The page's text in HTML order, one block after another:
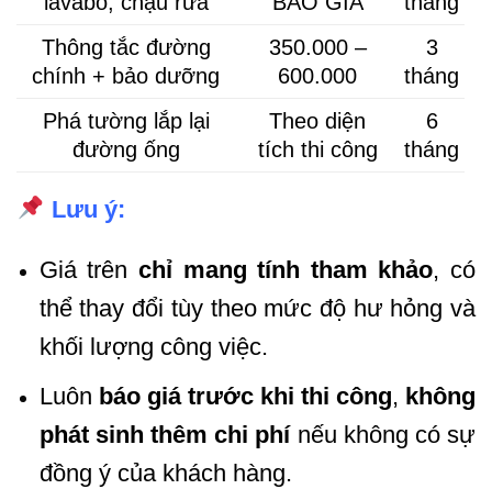
Thông tắc đường
chính + bảo dưỡng
350.000 –
600.000
3
tháng
Phá tường lắp lại
đường ống
Theo diện
tích thi công
6
tháng
Lưu ý:
Giá trên chỉ mang tính tham khảo, có
thể thay đổi tùy theo mức độ hư hỏng và
khối lượng công việc.
Luôn báo giá trước khi thi công, không
phát sinh thêm chi phínếu không có sự
đồng ý của khách hàng.